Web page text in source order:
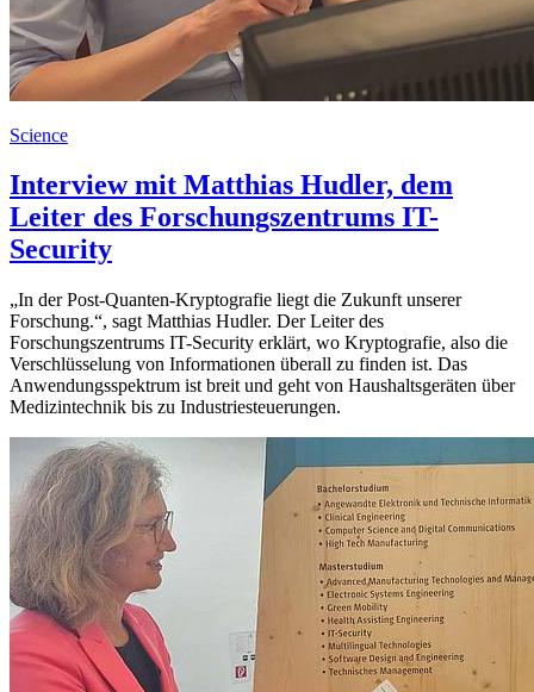
Science
Interview mit Matthias Hudler, dem
Leiter des Forschungszentrums IT-
Security
„In der Post-Quanten-Kryptografie liegt die Zukunft unserer
Forschung.“, sagt Matthias Hudler. Der Leiter des
Forschungszentrums IT-Security erklärt, wo Kryptografie, also die
Verschlüsselung von Informationen überall zu finden ist. Das
Anwendungsspektrum ist breit und geht von Haushaltsgeräten über
Medizintechnik bis zu Industriesteuerungen.